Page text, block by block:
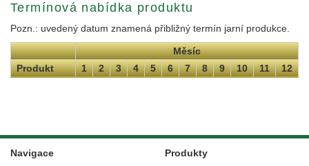
Termínová nabídka produktu
Pozn.: uvedený datum znamená přibližný termín jarní produkce.
Měsíc
Produkt
1 2 3 4 5 6 7 8 9 10 11 12
Navigace
Produkty